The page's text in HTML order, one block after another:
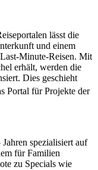
lässt die
und einem
Minute-Reisen. Mit
erhält, werden die
Dies geschieht
Portal für Projekte der
spezialisiert auf
für Familien
zu Specials wie